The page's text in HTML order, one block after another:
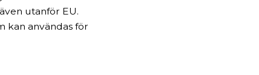
utanför EU.
kan användas för